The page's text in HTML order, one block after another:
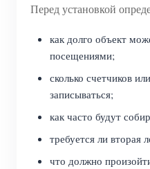
Перед установкой
как долго объект
посещениями;
сколько счетчиков
записываться;
как часто будут
требуется ли вторая
что должно